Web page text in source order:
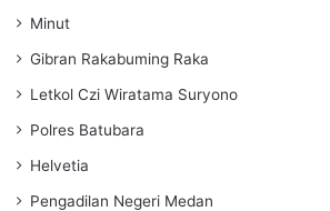
Minut
Gibran Rakabuming Raka
Letkol Czi Wiratama Suryono
Polres Batubara
Helvetia
Pengadilan Negeri Medan